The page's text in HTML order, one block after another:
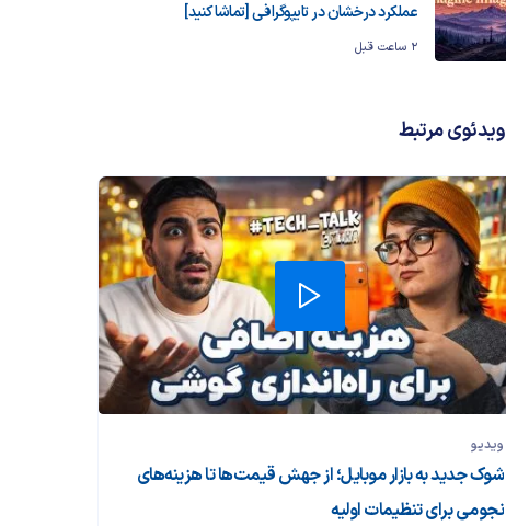
عملکرد درخشان در تایپوگرافی [تماشا کنید]
2 ساعت قبل
ویدئوی مرتبط
ویدیو
شوک جدید به بازار موبایل؛ از جهش قیمت‌ها تا هزینه‌های
نجومی برای تنظیمات اولیه